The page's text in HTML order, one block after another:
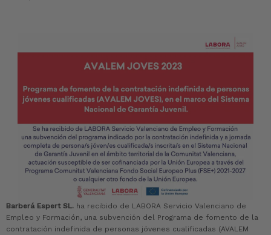
Barberá Espert SL. ha recibido de LABORA Servicio Valenciano de
Empleo y Formación, una subvención del Programa de fomento de la
contratación indefinida de personas jóvenes cualificadas (AVALEM